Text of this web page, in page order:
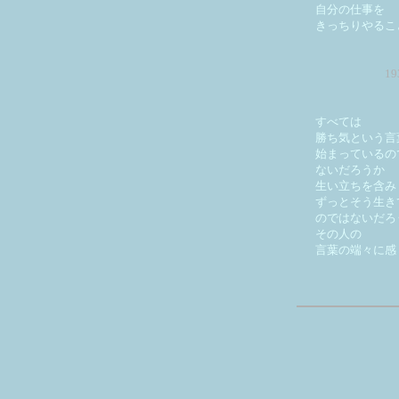
自分の仕事を
きっちりやるこ
すべては
勝ち気という
始まっているの
ないだろうか
生い立ちを含み
ずっとそう生き
のではないだろ
その人の
言葉の端々に感